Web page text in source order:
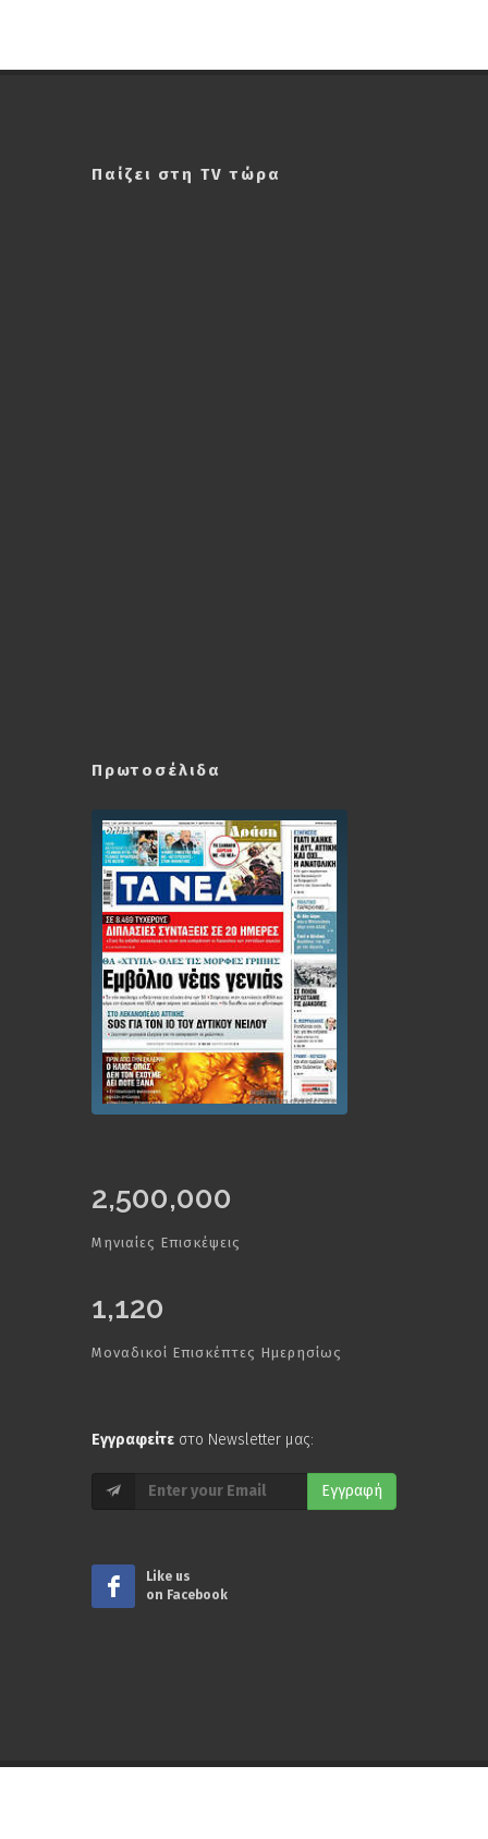
Πρωτοσέλιδα
2,500,000
1,120
Εγγραφείτεστο Newsletter μας: